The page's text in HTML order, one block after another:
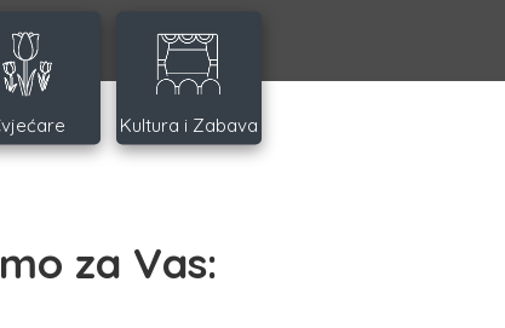
Kultura i Zabava
za Vas: